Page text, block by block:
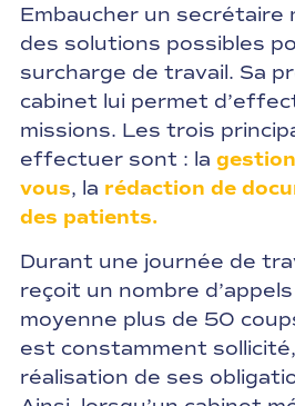
Embaucher un secrétaire
des solutions possibles
surcharge de travail. Sa
cabinet lui permet
missions. Les trois
effectuer sont : la
vous, la rédaction de
des patients.
Durant une journée de
reçoit un nombre
moyenne plus de 50
est constamment
réalisation de ses